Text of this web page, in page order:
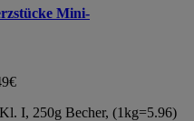
Mini-
I, 250g Becher, (1kg=5.96)